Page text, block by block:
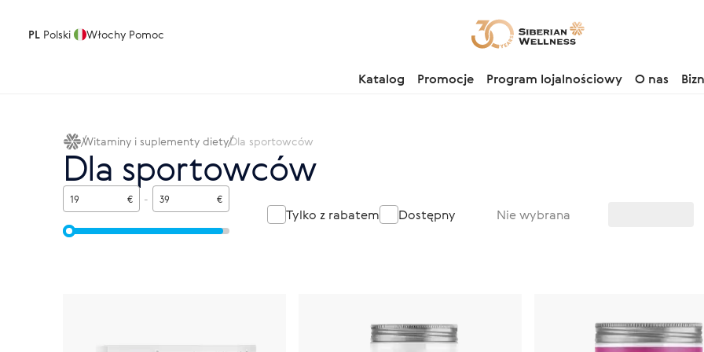
PL Polski Włochy Pomoc
Katalog Promocje Program lojalnościowy O nas
Witaminy i suplementy dietyDla sportowców
Dla sportowców
Nie wybrana
€ - €
Tylko z rabatem Dostępny